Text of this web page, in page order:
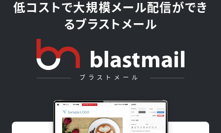
低コストで大規模メール配信ができ
るブラストメール
ブラストメール